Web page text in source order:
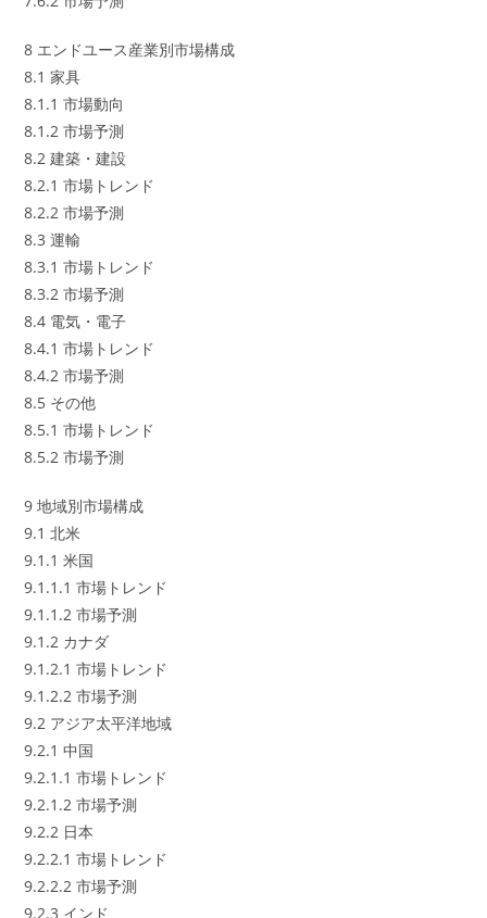
8 エンドユース産業別市場構成
8.1 家具
8.1.1 市場動向
8.1.2 市場予測
8.2 建築・建設
8.2.1 市場トレンド
8.2.2 市場予測
8.3 運輸
8.3.1 市場トレンド
8.3.2 市場予測
8.4 電気・電子
8.4.1 市場トレンド
8.4.2 市場予測
8.5 その他
8.5.1 市場トレンド
8.5.2 市場予測
9 地域別市場構成
9.1 北米
9.1.1 米国
9.1.1.1 市場トレンド
9.1.1.2 市場予測
9.1.2 カナダ
9.1.2.1 市場トレンド
9.1.2.2 市場予測
9.2 アジア太平洋地域
9.2.1 中国
9.2.1.1 市場トレンド
9.2.1.2 市場予測
9.2.2 日本
9.2.2.1 市場トレンド
9.2.2.2 市場予測
9.2.3 インド